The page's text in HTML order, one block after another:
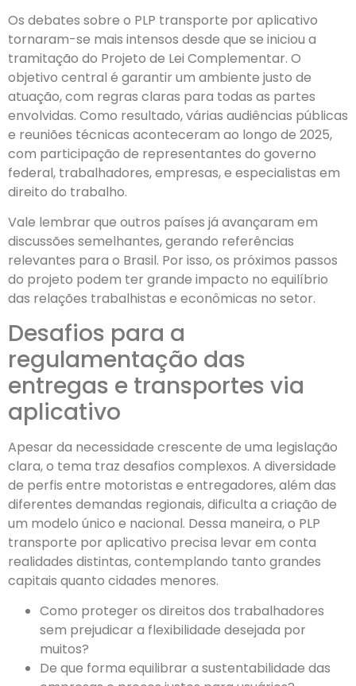
Os debates sobre o PLP transporte por aplicativo
tornaram-se mais intensos desde que se iniciou a
tramitação do Projeto de Lei Complementar. O
objetivo central é garantir um ambiente justo de
atuação, com regras claras para todas as partes
envolvidas. Como resultado, várias audiências públicas
e reuniões técnicas aconteceram ao longo de 2025,
com participação de representantes do governo
federal, trabalhadores, empresas, e especialistas em
direito do trabalho.
Vale lembrar que outros países já avançaram em
discussões semelhantes, gerando referências
relevantes para o Brasil. Por isso, os próximos passos
do projeto podem ter grande impacto no equilíbrio
das relações trabalhistas e econômicas no setor.
Desafios para a
regulamentação das
entregas e transportes via
aplicativo
Apesar da necessidade crescente de uma legislação
clara, o tema traz desafios complexos. A diversidade
de perfis entre motoristas e entregadores, além das
diferentes demandas regionais, dificulta a criação de
um modelo único e nacional. Dessa maneira, o PLP
transporte por aplicativo precisa levar em conta
realidades distintas, contemplando tanto grandes
capitais quanto cidades menores.
Como proteger os direitos dos trabalhadores
sem prejudicar a flexibilidade desejada por
muitos?
De que forma equilibrar a sustentabilidade das